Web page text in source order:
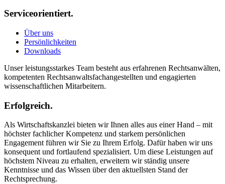
Serviceorientiert.
Über uns
Persönlichkeiten
Downloads
Unser leistungsstarkes Team besteht aus erfahrenen Rechtsanwälten,
kompetenten Rechtsanwaltsfachangestellten und engagierten
wissenschaftlichen Mitarbeitern.
Erfolgreich.
Als Wirtschaftskanzlei bieten wir Ihnen alles aus einer Hand – mit
höchster fachlicher Kompetenz und starkem persönlichen
Engagement führen wir Sie zu Ihrem Erfolg. Dafür haben wir uns
konsequent und fortlaufend spezialisiert. Um diese Leistungen auf
höchstem Niveau zu erhalten, erweitern wir ständig unsere
Kenntnisse und das Wissen über den aktuellsten Stand der
Rechtsprechung.